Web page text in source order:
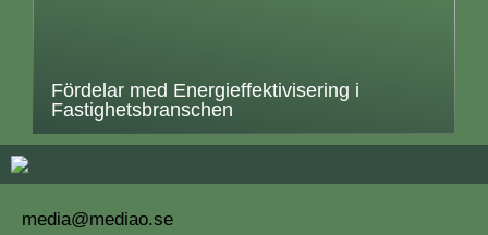
Fördelar med Energieffektivisering i
Fastighetsbranschen
media@mediao.se